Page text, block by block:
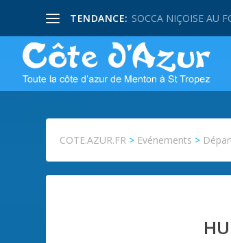
TENDANCE: SOCCA NIÇOISE AU
COTE.AZUR.FR > Evénements >